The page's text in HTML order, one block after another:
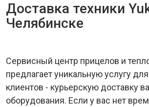
Доставка техники
Челябинске
Сервисный центр прицелов и
предлагает уникальную услугу
клиентов - курьерскую доставку
оборудования. Если у вас нет